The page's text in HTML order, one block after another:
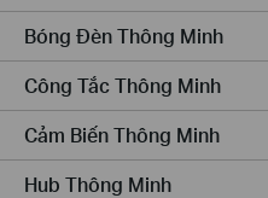
Bóng Đèn Thông Minh
Công Tắc Thông Minh
Cảm Biến Thông Minh
Hub Thông Minh